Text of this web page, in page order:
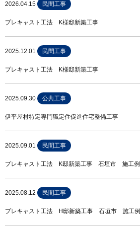
2026.04.15 民間工事
プレキャスト工法 K様邸新築工事
2025.12.01 民間工事
プレキャスト工法 K様邸新築工事
2025.09.30 公共工事
伊平屋村特定専門職定住促進住宅整備工事
2025.09.01 民間工事
プレキャスト工法 K邸新築工事 石垣市 施工例
2025.08.12 民間工事
プレキャスト工法 H邸新築工事 石垣市 施工例